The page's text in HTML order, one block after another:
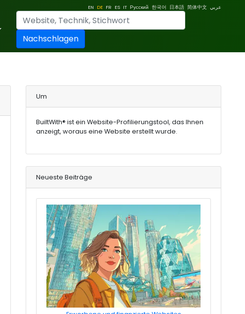
EN DE FR ES IT Русский 한국어 日本語 简体中文 عربي
Nachschlagen
Um
BuiltWith® ist ein Website-Profilierungstool, das Ihnen
anzeigt, woraus eine Website erstellt wurde.
Neueste Beiträge